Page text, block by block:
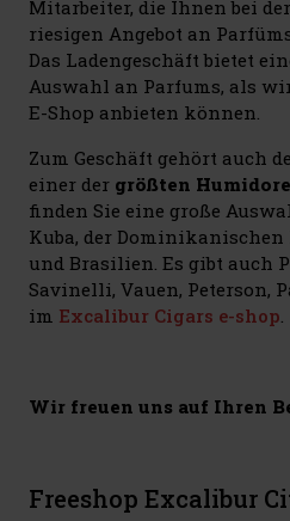
Mitarbeiter, die Ihnen bei
riesigen Angebot an
Das Ladengeschäft bietet
Auswahl an Parfums, als
E-Shop anbieten können.
Zum Geschäft gehört auch
einer der größten
finden Sie eine große
Kuba, der Dominikanischen
und Brasilien. Es gibt auch
Savinelli, Vauen, Peterson,
im Excalibur Cigars e-shop
Wir freuen uns auf Ihren
Freeshop Excalibur